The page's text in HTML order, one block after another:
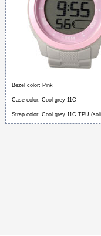
Bezel color: Pink
Case color: Cool grey 11C
Strap color: Cool grey 11C TPU